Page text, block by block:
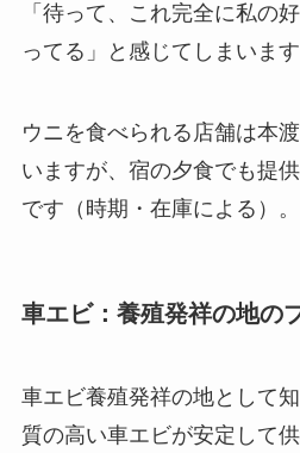
「待って、これ完全に私の
ってる」と感じてしまいます
ウニを食べられる店舗は本
いますが、宿の夕食でも提
です（時期・在庫による）。
車エビ：養殖発祥の地の
車エビ養殖発祥の地として
質の高い車エビが安定して